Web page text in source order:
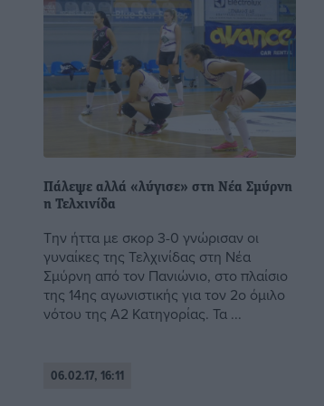
Πάλεψε αλλά «λύγισε» στη Νέα Σμύρνη
η Τελχινίδα
Την ήττα με σκορ 3-0 γνώρισαν οι
γυναίκες της Τελχινίδας στη Νέα
Σμύρνη από τον Πανιώνιο, στο πλαίσιο
της 14ης αγωνιστικής για τον 2ο όμιλο
νότου της Α2 Κατηγορίας. Τα ...
06.02.17, 16:11